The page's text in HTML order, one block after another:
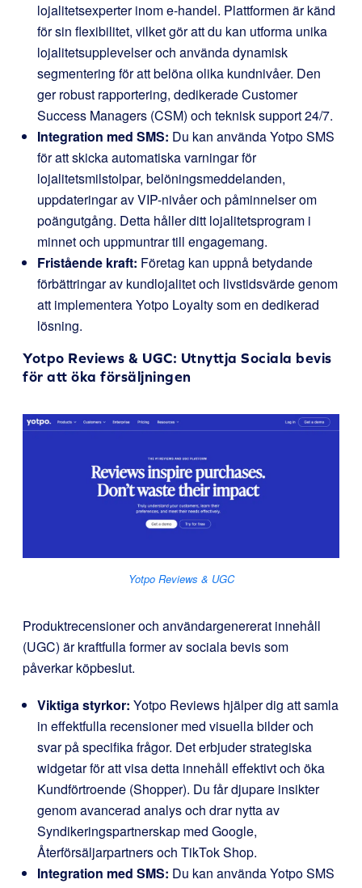
lojalitetsexperter inom e-handel. Plattformen är känd
för sin flexibilitet, vilket gör att du kan utforma unika
lojalitetsupplevelser och använda dynamisk
segmentering för att belöna olika kundnivåer. Den
ger robust rapportering, dedikerade Customer
Success Managers (CSM) och teknisk support 24/7.
Integration med SMS: Du kan använda Yotpo SMS
för att skicka automatiska varningar för
lojalitetsmilstolpar, belöningsmeddelanden,
uppdateringar av VIP-nivåer och påminnelser om
poängutgång. Detta håller ditt lojalitetsprogram i
minnet och uppmuntrar till engagemang.
Fristående kraft: Företag kan uppnå betydande
förbättringar av kundlojalitet och livstidsvärde genom
att implementera Yotpo Loyalty som en dedikerad
lösning.
Yotpo Reviews & UGC: Utnyttja Sociala bevis
för att öka försäljningen
Yotpo Reviews & UGC
Produktrecensioner och användargenererat innehåll
(UGC) är kraftfulla former av sociala bevis som
påverkar köpbeslut.
Viktiga styrkor: Yotpo Reviews hjälper dig att samla
in effektfulla recensioner med visuella bilder och
svar på specifika frågor. Det erbjuder strategiska
widgetar för att visa detta innehåll effektivt och öka
Kundförtroende (Shopper). Du får djupare insikter
genom avancerad analys och drar nytta av
Syndikeringspartnerskap med Google,
Återförsäljarpartners och TikTok Shop.
Integration med SMS: Du kan använda Yotpo SMS